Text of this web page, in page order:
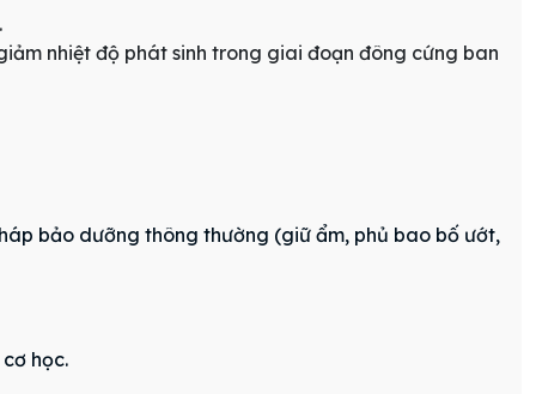
nhiệt độ phát sinh trong giai đoạn đông cứng ban
bảo dưỡng thông thường (giữ ẩm, phủ bao bố ướt,
học.